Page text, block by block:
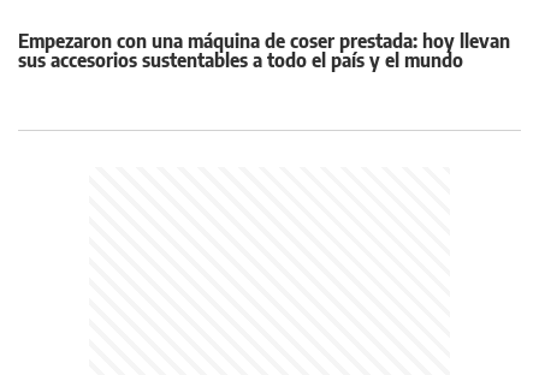
Empezaron con una máquina de coser prestada: hoy llevan
sus accesorios sustentables a todo el país y el mundo